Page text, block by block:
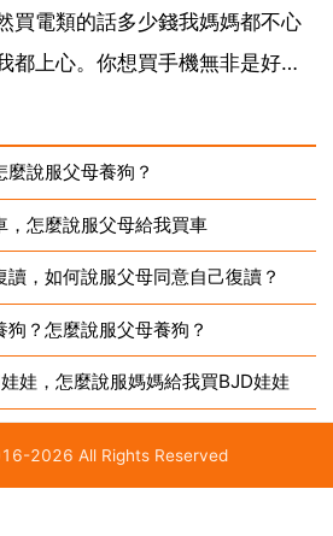
買電類的話多少錢我媽媽都不心
都上心。你想買手機無非是好
都是4000以上的，手裡錢不夠我
等等就降價。然後兩個月出來新
說服父母養狗？
怎麼說服父母給我買車
，如何說服父母同意自己復讀？
？怎麼說服父母養狗？
娃，怎麼說服媽媽給我買BJD娃娃
2026 All Rights Reserved